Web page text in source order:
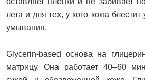
лета и для тех, у кого кожа
умывания.
Glycerin-based основа на
матрицу. Она работает 40–60